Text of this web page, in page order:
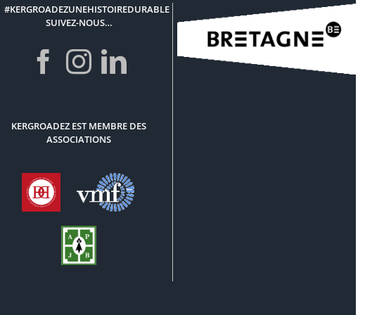
#KERGROADEZUNEHISTOIREDURABLE
SUIVEZ-NOUS…
KERGROADEZ EST MEMBRE DES
ASSOCIATIONS